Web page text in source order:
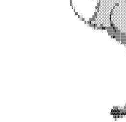
▒
▒░
▒░
▒
▒▒
▒░░
░▒▒
░